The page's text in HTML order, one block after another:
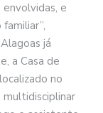
e
já
a Casa de
no
multidisciplinar